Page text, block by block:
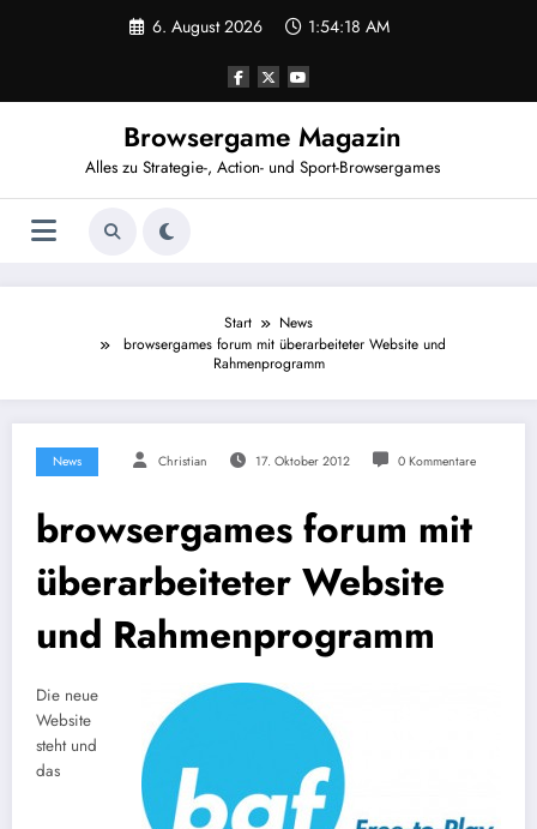
6. August 2026 1:54:19 AM
Browsergame Magazin
Alles zu Strategie-, Action- und Sport-Browsergames
Start
News
browsergames forum mit überarbeiteter Website und
Rahmenprogramm
News Christian 17. Oktober 2012 0 Kommentare
browsergames forum mit
überarbeiteter Website
und Rahmenprogramm
Die neue
Website
steht und
das